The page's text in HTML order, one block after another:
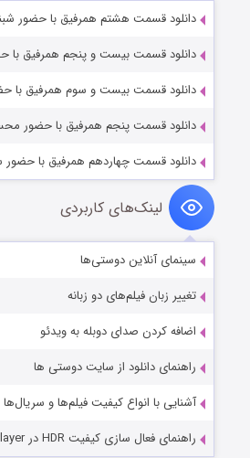
دانلود قسمت هشتم همرفیق با حضور
دانلود قسمت بیست و پنجم همرفیق با
دانلود قسمت بیست و سوم همرفیق با
دانلود قسمت پنجم همرفیق با حضور
دانلود قسمت چهاردهم همرفیق با حضور
لینک‌های کاربردی
سینمای آنلاین دوستی‌ها
تغییر زبان فیلم‌های دو زبانه
اضافه کردن صدای دوبله به ویدئو
راهنمای دانلود از سایت دوستی ها
آشنایی با انواع کیفیت فیلم‌ها و سریال‌ها
راهنمای فعال سازی کیفیت HDR در PotPlayer